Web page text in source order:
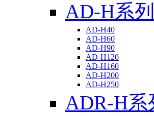
AD-H系列
AD-H40
AD-H60
AD-H90
AD-H120
AD-H160
AD-H200
AD-H250
ADR-H系